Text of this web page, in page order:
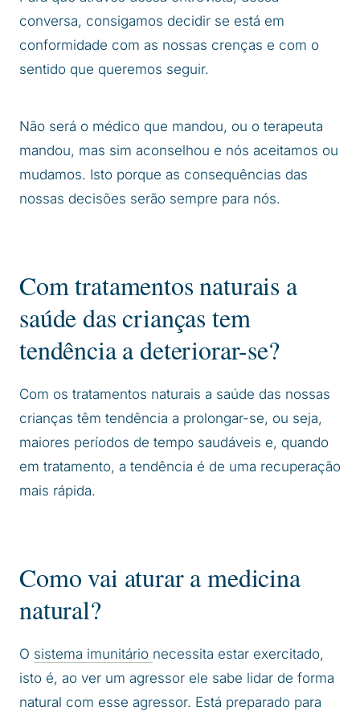
conversa, consigamos decidir se está em
conformidade com as nossas crenças e com o
sentido que queremos seguir.
Não será o médico que mandou, ou o terapeuta
mandou, mas sim aconselhou e nós aceitamos ou
mudamos. Isto porque as consequências das
nossas decisões serão sempre para nós.
Com tratamentos naturais a
saúde das crianças tem
tendência a deteriorar-se?
Com os tratamentos naturais a saúde das nossas
crianças têm tendência a prolongar-se, ou seja,
maiores períodos de tempo saudáveis e, quando
em tratamento, a tendência é de uma recuperação
mais rápida.
Como vai aturar a medicina
natural?
O sistema imunitário necessita estar exercitado,
isto é, ao ver um agressor ele sabe lidar de forma
natural com esse agressor. Está preparado para